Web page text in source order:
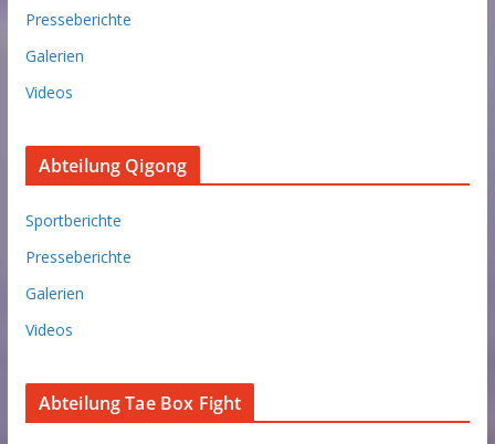
Presseberichte
Galerien
Videos
Abteilung Qigong
Sportberichte
Presseberichte
Galerien
Videos
Abteilung Tae Box Fight